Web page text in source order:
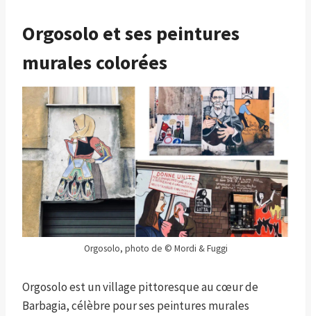
Orgosolo et ses peintures
murales colorées
Orgosolo, photo de © Mordi & Fuggi
Orgosolo est un village pittoresque au cœur de
Barbagia, célèbre pour ses peintures murales